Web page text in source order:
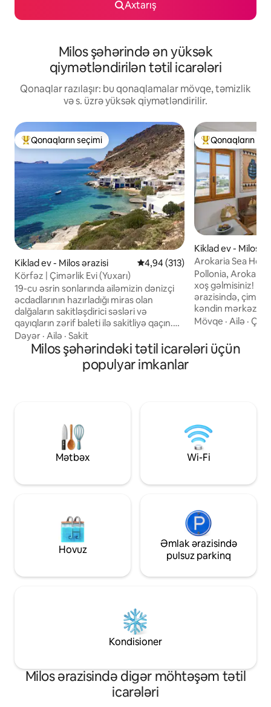
Axtarış
Milos şəhərində ən yüksək
qiymətləndirilən tətil icarələri
Qonaqlar razılaşır: bu qonaqlamalar mövqe, təmizlik
və s. üzrə yüksək qiymətləndirilir.
Populyar "Qonaqların seçimi"
Qonaqların seçimi
Kiklad ev - Milos ərazisi Ortalama reytinq 4,94/5, 313 rəy
4,94 (313)
Körfəz | Çimərlik Evi (Yuxarı)
19-cu əsrin sonlarında ailəmizin dənizçi
əcdadlarının hazırladığı miras olan
dalğaların sakitləşdirici səsləri və
qayıqların zərif baleti ilə sakitliyə qaçın.
Suya 10 addımdan az məsafədə yerləşən
ev təbiətlə mükəmməl harmoniyada
yerləşir və dincəlmək və istirahət etmək
üçün ideal yer təmin edir. 2022-ci ildə
Bizimlə yaşayan sahilboyu yaşayışın
sonsuz bütünlüklərini araşdırın.
Dəyər · Ailə · Sakit
Populyar
Qonaqların
Kiklad ev - Milos
Arokaria Sea
Pollonia, Arokaria
xoş gəlmisiniz!
ərazisində,
kəndin
möhtəşəm dəniz
Burada dincələ
ki, qonaqlarım da
həyəcanlı
səbirsizliklə
Mövqe ·Ailə ·Çıxış
Milos şəhərindəki tətil icarələri üçün
populyar imkanlar
Mətbəx Wi-Fi
Hovuz
Əmlak ərazisində
pulsuz parkinq
Kondisioner
Milos ərazisində digər möhtəşəm tətil
icarələri